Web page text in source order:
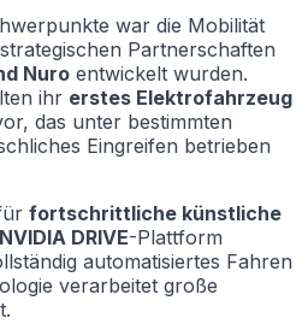
war die Mobilität
Partnerschaften
Nuro entwickelt wurden.
ihr erstes Elektrofahrzeug
das unter bestimmten
Eingreifen betrieben
fortschrittliche künstliche
NVIDIA DRIVE-Plattform
automatisiertes Fahren
verarbeitet große